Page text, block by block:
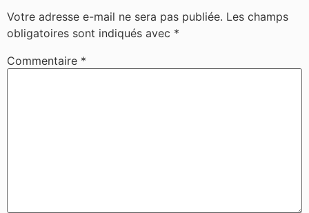
Votre adresse e-mail ne sera pas publiée. Les champs
obligatoires sont indiqués avec *
Commentaire *